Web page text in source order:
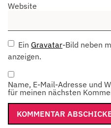
Website
Ein Gravatar-Bild neben
anzeigen.
Name, E-Mail-Adresse und
für meinen nächsten